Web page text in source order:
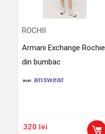
ROCHII
Armani Exchange Rochie
din bumbac
answear
320 lei